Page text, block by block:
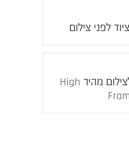
לפני צילום
האפשרויות שלכם לצילום מהיר High